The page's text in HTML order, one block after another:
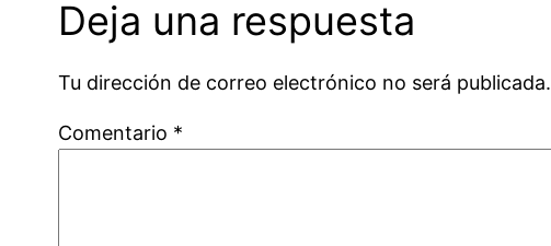
Deja una respuesta
Tu dirección de correo electrónico no será publicada.
Comentario *